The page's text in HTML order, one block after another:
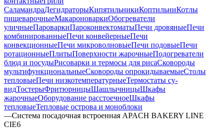
СаламандраДегидраторыКипятильникиКоптильниКотлы
пищеварочныеМакароноваркиОбогреватели
уличныеПароваркиПароконвектоматыПечи дровяныеПечи
комбинированныеПечи конвейерныеПечи
конвекционныеПечи микроволновыеПечи подовыеПечи
ротационныеПлитыПоверхности жарочныеПодогреватели
блюд и посудыРисоварки и термосы для рисаСковороды
мультифункциональныеСковороды опрокидываемыеСтолы
тепловыеПечи низкотемпературныеТермостаты су-
видТостерыФритюрницыШашлычницыШкафы
жарочныеОборудование расстоечноеШкафы
тепловыеТепловые острова и моноблоки
—Система посадочная встроенная APACH BAKERY LINE
CIE6